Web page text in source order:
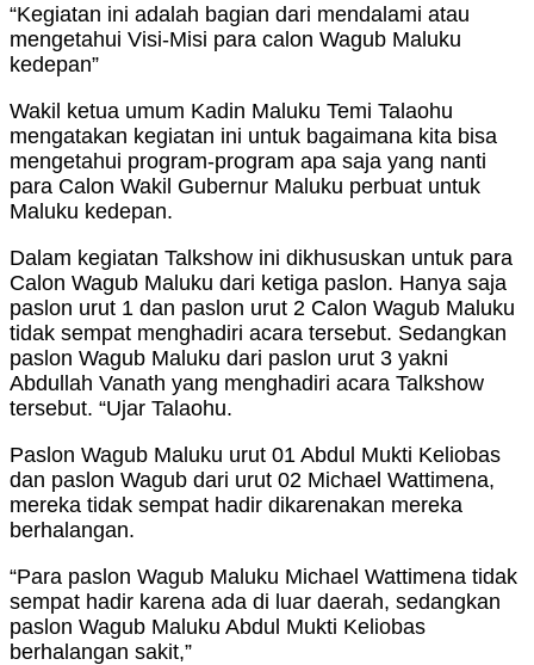
“Kegiatan ini adalah bagian dari mendalami atau
mengetahui Visi-Misi para calon Wagub Maluku
kedepan”
Wakil ketua umum Kadin Maluku Temi Talaohu
mengatakan kegiatan ini untuk bagaimana kita bisa
mengetahui program-program apa saja yang nanti
para Calon Wakil Gubernur Maluku perbuat untuk
Maluku kedepan.
Dalam kegiatan Talkshow ini dikhususkan untuk para
Calon Wagub Maluku dari ketiga paslon. Hanya saja
paslon urut 1 dan paslon urut 2 Calon Wagub Maluku
tidak sempat menghadiri acara tersebut. Sedangkan
paslon Wagub Maluku dari paslon urut 3 yakni
Abdullah Vanath yang menghadiri acara Talkshow
tersebut. “Ujar Talaohu.
Paslon Wagub Maluku urut 01 Abdul Mukti Keliobas
dan paslon Wagub dari urut 02 Michael Wattimena,
mereka tidak sempat hadir dikarenakan mereka
berhalangan.
“Para paslon Wagub Maluku Michael Wattimena tidak
sempat hadir karena ada di luar daerah, sedangkan
paslon Wagub Maluku Abdul Mukti Keliobas
berhalangan sakit,”